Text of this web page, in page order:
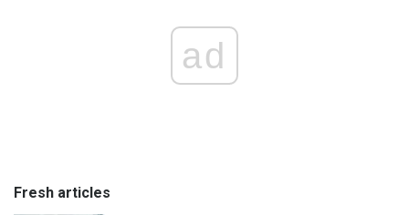
ad
Fresh articles